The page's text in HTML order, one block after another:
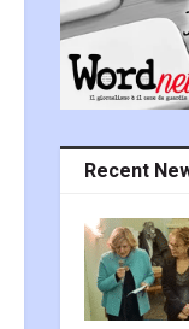
Recent